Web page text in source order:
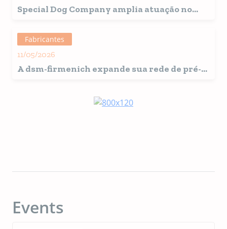
Special Dog Company amplia atuação no
mil toneladas por mês
Fabricantes
11/05/2026
A dsm-firmenich expande sua rede de pré-
NextGen Itatiba, em São Paulo, Brasil
Events